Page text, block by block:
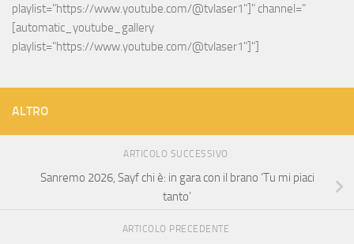
playlist="https://www.youtube.com/@tvlaser1"]" channel="
[automatic_youtube_gallery
playlist="https://www.youtube.com/@tvlaser1"]"]
ALTRO
ARTICOLO SUCCESSIVO
Sanremo 2026, Sayf chi è: in gara con il brano ‘Tu mi piaci
tanto’
ARTICOLO PRECEDENTE